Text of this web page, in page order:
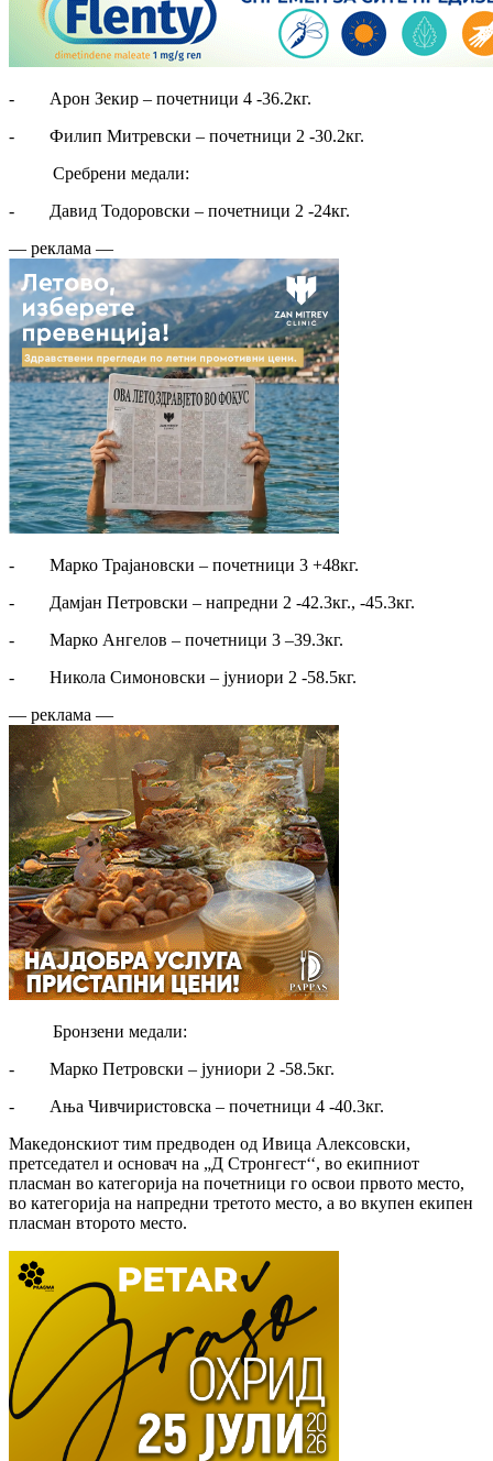
- Арон Зекир – почетници 4 -36.2кг.
- Филип Митревски – почетници 2 -30.2кг.
Сребрени медали:
- Давид Тодоровски – почетници 2 -24кг.
— реклама —
- Марко Трајановски – почетници 3 +48кг.
- Дамјан Петровски – напредни 2 -42.3кг., -45.3кг.
- Марко Ангелов – почетници 3 –39.3кг.
- Никола Симоновски – јуниори 2 -58.5кг.
— реклама —
Бронзени медали:
- Марко Петровски – јуниори 2 -58.5кг.
- Ања Чивчиристовска – почетници 4 -40.3кг.
Македонскиот тим предводен од Ивица Алексовски,
претседател и основач на „Д Стронгест‘‘, во екипниот
пласман во категорија на почетници го освои првото место,
во категорија на напредни третото место, а во вкупен екипен
пласман второто место.